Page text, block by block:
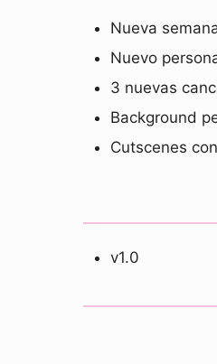
Nueva
Nuevo
3 nuevas
Background
Cutscenes
v1.0